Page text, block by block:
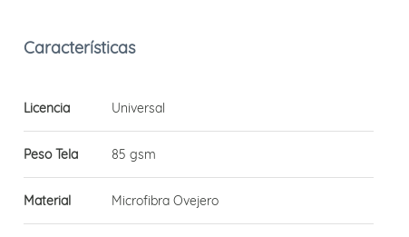
Licencia Universal
Peso Tela 85 gsm
Material Microfibra Ovejero